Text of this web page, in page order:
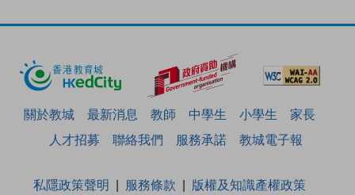
關於教城 最新消息 教師 中學生 小學生
家長
人才招募
聯絡我們 服務承諾 教城電子報
私隱政策聲明 服務條款
版權及知識產權政策